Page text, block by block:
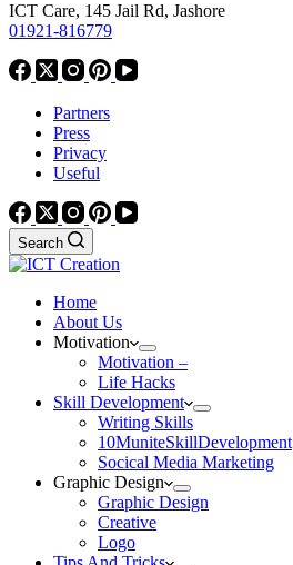
ICT Care, 145 Jail Rd, Jashore
01921-816779
Partners
Press
Privacy
Useful
Search
Home
About Us
Motivation
Motivation –
Life Hacks
Skill Development
Writing Skills
10MuniteSkillDevelopment
Socical Media Marketing
Graphic Design
Graphic Design
Creative
Logo